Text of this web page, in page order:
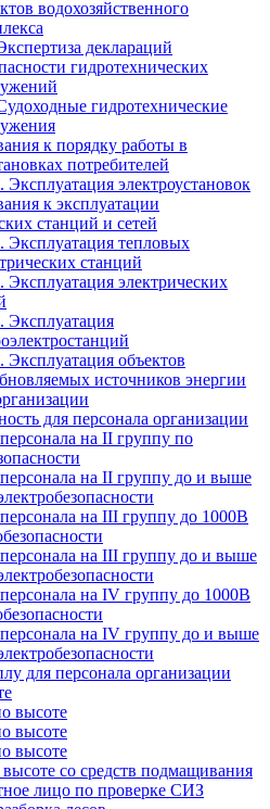
водохозяйственного
деклараций
гидротехнических
гидротехнические
к порядку работы в
потребителей
Эксплуатация электроустановок
к эксплуатации
станций и сетей
Эксплуатация тепловых
станций
Эксплуатация электрических
Эксплуатация
Эксплуатация объектов
источников энергии
для персонала организации
на II группу по
на II группу до и выше
на III группу до 1000В
на III группу до и выше
на IV группу до 1000В
на IV группу до и выше
для персонала организации
высоте
высоте
высоте
со средств подмащивания
лицо по проверке СИЗ